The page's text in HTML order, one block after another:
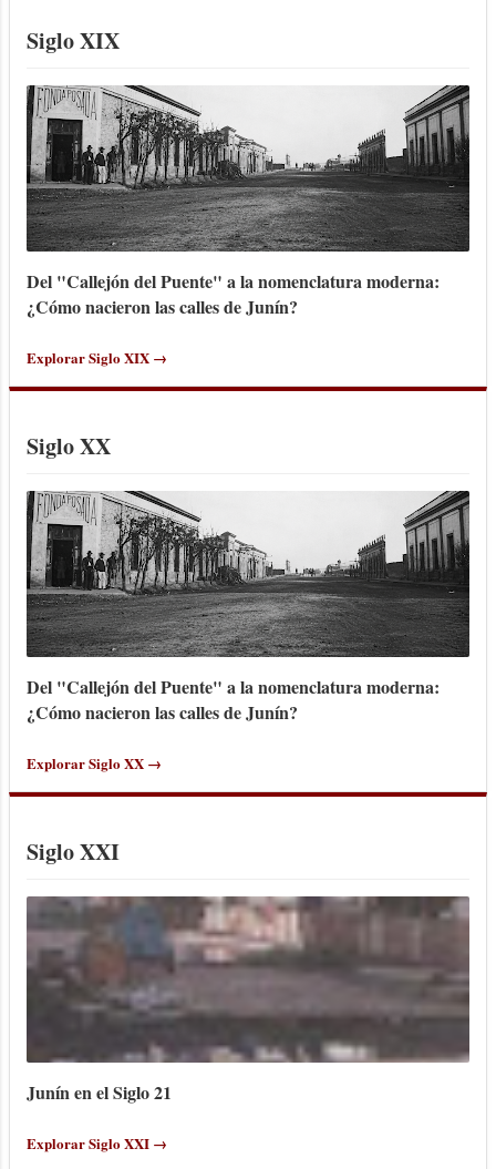
Siglo XIX
Del "Callejón del Puente" a la nomenclatura moderna:
¿Cómo nacieron las calles de Junín?
Explorar Siglo XIX →
Siglo XX
Del "Callejón del Puente" a la nomenclatura moderna:
¿Cómo nacieron las calles de Junín?
Explorar Siglo XX →
Siglo XXI
Junín en el Siglo 21
Explorar Siglo XXI →